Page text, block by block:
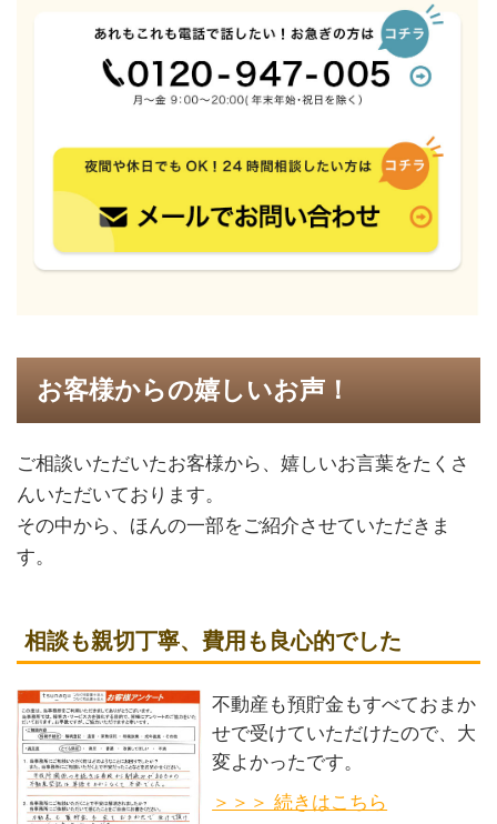
お客様からの嬉しいお声！
ご相談いただいたお客様から、嬉しいお言葉をたくさ
んいただいております。
その中から、ほんの一部をご紹介させていただきま
す。
相談も親切丁寧、費用も良心的でした
不動産も預貯金もすべておまか
せで受けていただけたので、大
変よかったです。
＞＞＞ 続きはこちら